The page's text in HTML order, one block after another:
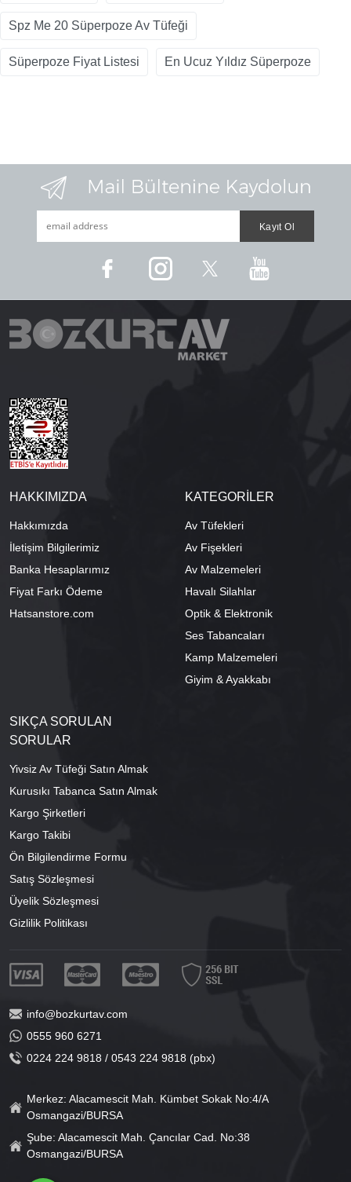
Spz Me 20 Süperpoze Av Tüfeği
Süperpoze Fiyat Listesi En Ucuz Yıldız Süperpoze
HAKKIMIZDA
Hakkımızda
İletişim Bilgilerimiz
Banka Hesaplarımız
Fiyat Farkı Ödeme
Hatsanstore.com
KATEGORİLER
Av Tüfekleri
Av Fişekleri
Av Malzemeleri
Havalı Silahlar
Optik & Elektronik
Ses Tabancaları
Kamp Malzemeleri
Giyim & Ayakkabı
SIKÇA SORULAN
SORULAR
Yivsiz Av Tüfeği Satın Almak
Kurusıkı Tabanca Satın Almak
Kargo Şirketleri
Kargo Takibi
Ön Bilgilendirme Formu
Satış Sözleşmesi
Üyelik Sözleşmesi
Gizlilik Politikası
info@bozkurtav.com
0555 960 6271
0224 224 9818 / 0543 224 9818 (pbx)
Merkez: Alacamescit Mah. Kümbet Sokak No:4/A
Osmangazi/BURSA
Şube: Alacamescit Mah. Çancılar Cad. No:38
Osmangazi/BURSA